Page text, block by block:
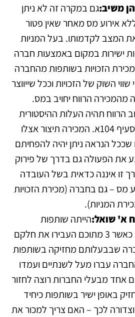
משיב:גם במקרה זה לא ניתן
אירוע מס מאחר שאין פטור
המצב לקדמותו. בעל המניות
ישירות במקום באמצעות חברה
הזכויות בשותפות מהחברה
השוק של הזכויות וככל שייווצר
מהמכירה הרווח יחויב במס.
הרווח תהיה העלות ההיסטורית
שהועברה לחברה לפי סעיף 104א. המכירה תיצור אצלו
הנראה ניתן יהיה להפחיתם
את הפעולה גם בדרך של פירוק
זו איננה כדאית בשל העובדה
מס – גם בחברה (מכירת הזכויות
המניות).
א' שואל:הייתה שותפות
שחברים בה 5 שותפים כאשר 3 מתוכם העבירו את חלקם
שבבעלותם מחזיקה בשותפות
עברו מעל לשנתיים ועמדו
104א' וכיום אחד מבעלי החברות רוצה לחזור
באופן ישיר בשותפות כיחיד
לכך – האם צריך למכור את